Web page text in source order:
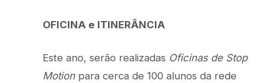
OFICINA e ITINERÂNCIA
Este ano, serão realizadas Oficinas de Stop
Motionpara cerca de 100 alunos da rede